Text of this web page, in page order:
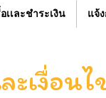
เเละชำระเงิน แจ้
เงื่อนไ